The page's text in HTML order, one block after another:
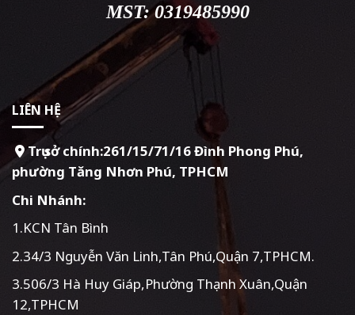
MST: 0319485990
LIÊN HỆ
Trụ sở chính:261/15/71/16 Đình Phong Phú,
phường Tăng Nhơn Phú, TPHCM
Chi Nhánh:
1.KCN Tân Bình
2.34/3 Nguyễn Văn Linh,Tân Phú,Quận 7,TPHCM.
3.506/3 Hà Huy Giáp,Phường Thạnh Xuân,Quận
12,TPHCM